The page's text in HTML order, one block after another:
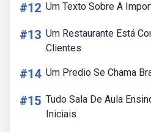
#12 Um Texto Sobre A
#13 Um Restaurante Está
Clientes
#14 Um Predio Se Chama
#15 Tudo Sala De Aula
Iniciais